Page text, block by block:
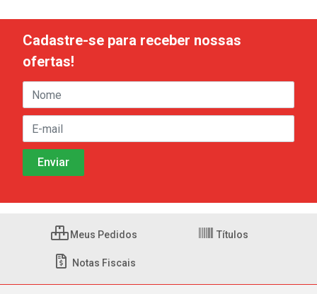
Cadastre-se para receber nossas
ofertas!
Meus Pedidos Títulos
Notas Fiscais